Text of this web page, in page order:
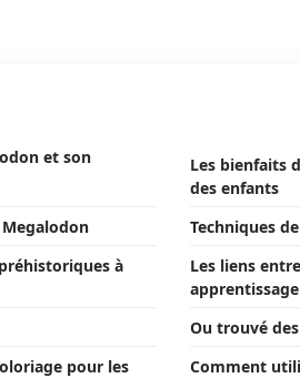
et son
Les bienfaits
des enfants
Techniques
à
Les liens
apprentissage
Ou trouvé
pour les
Comment